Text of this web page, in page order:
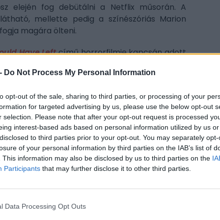
Do Not Process My Personal Information
opt-out of the sale, sharing to third parties, or processing of your
for targeted advertising by us, please use the below opt-out
selection. Please note that after your opt-out request is processed
interest-based ads based on personal information utilized by us
to third parties prior to your opt-out. You may separately
of your personal information by third parties on the IAB’s list of
This information may also be disclosed by us to third parties on the
Participants that may further disclose it to other third parties.
Data Processing Opt Outs
elején fog debütálni a Netflix műsorán. A
mellette pedig a színészóriás Marion
magára ölteni.
Have Leftcímű horrorfilmje kapcsán adott
a közös munkájáról David Fincherrel is.
perfekcionizmusáról, sőt olyan pletykák is
akár több tucat alkalommal is felvesz
hogy a direktor nem cáfolt rá reputációjára
szekvenciát, amelyet állítása szerint több mint
200-nál is többször vettek fel. Kíváncsian
pedig aki Amanda Seyfrieddel szeretne
Leftet ajánljuk, amely június 19-én érkezik